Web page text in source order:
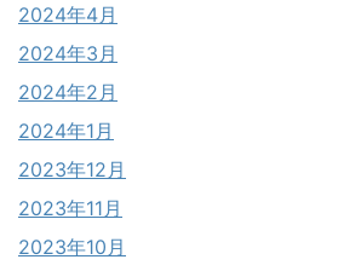
2024年4月
2024年3月
2024年2月
2024年1月
2023年12月
2023年11月
2023年10月